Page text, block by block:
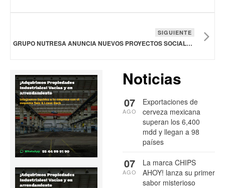
SIGUIENTE
GRUPO NUTRESA ANUNCIA NUEVOS PROYECTOS SOCIALES EN EDUCACIÓN, LUCHA CONTRA EL HAMBRE Y DESARROLLO RURAL
Noticias
Exportaciones de
cerveza mexicana
superan los 6,400
mdd y llegan a 98
países
07
AGO
La marca CHIPS
AHOY! lanza su primer
sabor misterioso
07
AGO